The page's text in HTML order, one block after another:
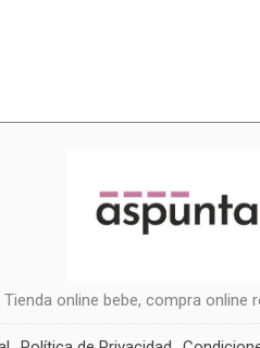
Tienda online bebe, compra online